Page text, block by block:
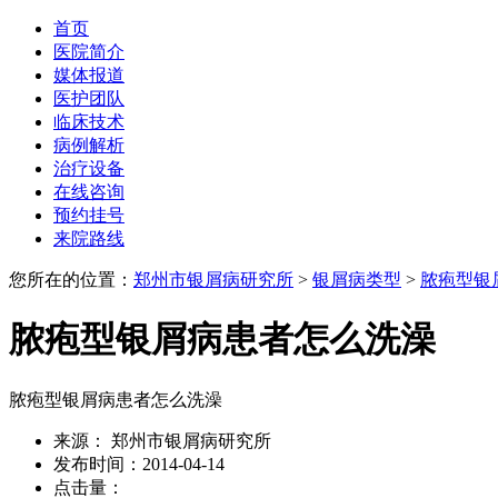
首页
医院简介
媒体报道
医护团队
临床技术
病例解析
治疗设备
在线咨询
预约挂号
来院路线
您所在的位置： 郑州市银屑病研究所 > 银屑病类型 > 脓疱型银
脓疱型银屑病患者怎么洗澡
脓疱型银屑病患者怎么洗澡
来源： 郑州市银屑病研究所
发布时间：2014-04-14
点击量：